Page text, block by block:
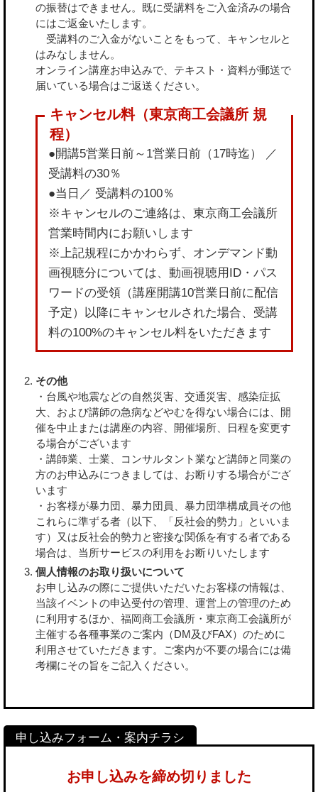
の振替はできません。既に受講料をご入金済みの場合
にはご返金いたします。
受講料のご入金がないことをもって、キャンセルと
はみなしません。
オンライン講座お申込みで、テキスト・資料が郵送で
届いている場合はご返送ください。
●開講5営業日前～1営業日前（17時迄） ／
受講料の30％
●当日／ 受講料の100％
※キャンセルのご連絡は、東京商工会議所
営業時間内にお願いします
※上記規程にかかわらず、オンデマンド動
画視聴分については、動画視聴用ID・パス
ワードの受領（講座開講10営業日前に配信
予定）以降にキャンセルされた場合、受講
料の100%のキャンセル料をいただきます
その他
・台風や地震などの自然災害、交通災害、感染症拡
大、および講師の急病などやむを得ない場合には、開
催を中止または講座の内容、開催場所、日程を変更す
る場合がございます
・講師業、士業、コンサルタント業など講師と同業の
方のお申込みにつきましては、お断りする場合がござ
います
・お客様が暴力団、暴力団員、暴力団準構成員その他
これらに準ずる者（以下、「反社会的勢力」といいま
す）又は反社会的勢力と密接な関係を有する者である
場合は、当所サービスの利用をお断りいたします
個人情報のお取り扱いについて
お申し込みの際にご提供いただいたお客様の情報は、
当該イベントの申込受付の管理、運営上の管理のため
に利用するほか、福岡商工会議所・東京商工会議所が
主催する各種事業のご案内（DM及びFAX）のために
利用させていただきます。ご案内が不要の場合には備
考欄にその旨をご記入ください。
お申し込みを締め切りました